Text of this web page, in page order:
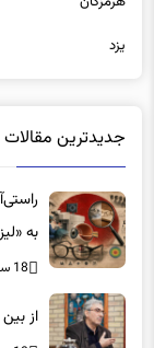
یزد
به
18 ساعت پیش
18 ساعت پیش